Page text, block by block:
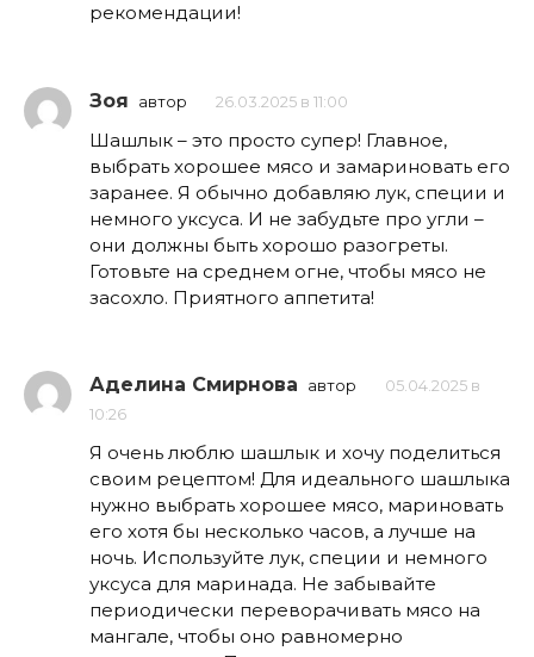
рекомендации!
Зоя автор 26.03.2025 в 11:00
Шашлык – это просто супер! Главное,
выбрать хорошее мясо и замариновать его
заранее. Я обычно добавляю лук, специи и
немного уксуса. И не забудьте про угли –
они должны быть хорошо разогреты.
Готовьте на среднем огне, чтобы мясо не
засохло. Приятного аппетита!
Аделина Смирнова автор
05.04.2025 в
10:26
Я очень люблю шашлык и хочу поделиться
своим рецептом! Для идеального шашлыка
нужно выбрать хорошее мясо, мариновать
его хотя бы несколько часов, а лучше на
ночь. Используйте лук, специи и немного
уксуса для маринада. Не забывайте
периодически переворачивать мясо на
мангале, чтобы оно равномерно